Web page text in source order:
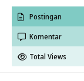
Postingan
Komentar
Total Views